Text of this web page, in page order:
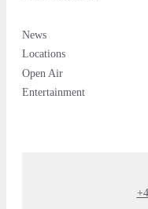
News
Locations
Open Air
Entertainment